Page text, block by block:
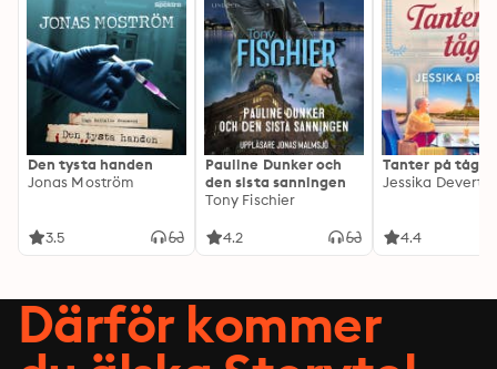
Den tysta handen
Jonas Moström
3.5
Pauline Dunker och
den sista sanningen
Tony Fischier
4.2
Tanter på tåg
Jessika Devert
4.4
Därför kommer